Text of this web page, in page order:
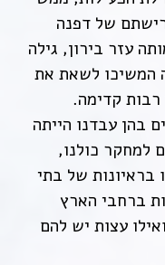
של דפנה
עזר בירון, גילה
המשיכו לשאת את
קדימה.
בהן עבדנו הייתה
למחקר כולנו,
בראיונות של בתי
ברחבי הארץ
עצות יש להם